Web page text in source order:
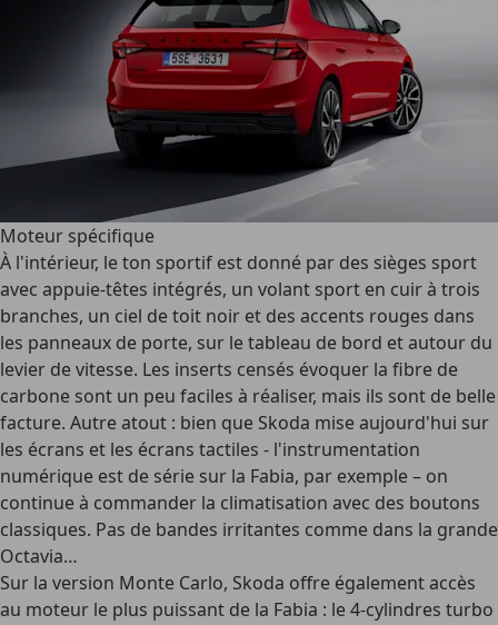
Moteur spécifique
À l'intérieur, le ton sportif est donné par des sièges sport
avec appuie-têtes intégrés, un volant sport en cuir à trois
branches, un ciel de toit noir et des accents rouges dans
les panneaux de porte, sur le tableau de bord et autour du
levier de vitesse. Les inserts censés évoquer la fibre de
carbone sont un peu faciles à réaliser, mais ils sont de belle
facture. Autre atout : bien que Skoda mise aujourd'hui sur
les écrans et les écrans tactiles - l'instrumentation
numérique est de série sur la Fabia, par exemple – on
continue à commander la climatisation avec des boutons
classiques. Pas de bandes irritantes comme dans la grande
Octavia…
Sur la version Monte Carlo, Skoda offre également accès
au moteur le plus puissant de la Fabia : le 4-cylindres turbo